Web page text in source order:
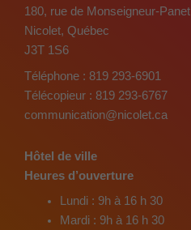
180, rue de Monseigneur-Panet
Nicolet, Québec
J3T 1S6
Téléphone : 819 293-6901
Télécopieur : 819 293-6767
communication@nicolet.ca
Hôtel de ville
Heures d’ouverture
Lundi : 9h à 16 h 30
Mardi : 9h à 16 h 30